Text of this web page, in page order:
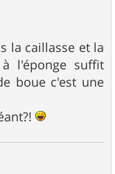
la caillasse et la
l'éponge suffit
boue c'est une